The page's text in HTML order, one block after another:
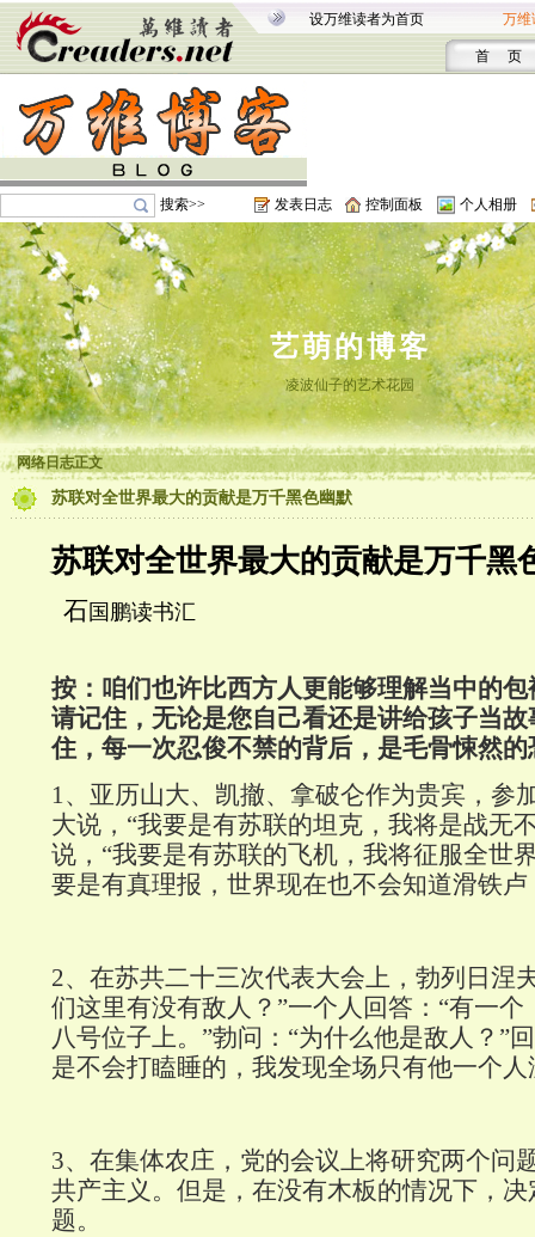
设万维读者为首页 万维
首 页
搜索>> 发表日志 控制面板 个人相册
艺萌的博客
凌波仙子的艺术花园
网络日志正文
苏联对全世界最大的贡献是万千黑色幽默
苏联对全世界最大的贡献是万千黑
石 国鹏读书汇
按：咱们也许比西方人更能够理解当中的
请记住，无论是您自己看还是讲给孩子当
住，每一次忍俊不禁的背后，是毛骨悚然的
1、亚历山大、凯撤、拿破仑作为贵宾，参
大说，“我要是有苏联的坦克，我将是战无
说，“我要是有苏联的飞机，我将征服全世
要是有真理报，世界现在也不会知道滑铁卢
2、在苏共二十三次代表大会上，勃列日涅
们这里有没有敌人？”一个人回答：“有一
八号位子上。”勃问：“为什么他是敌人？”
是不会打瞌睡的，我发现全场只有他一个人
3、在集体农庄，党的会议上将研究两个问
共产主义。但是，在没有木板的情况下，
题。